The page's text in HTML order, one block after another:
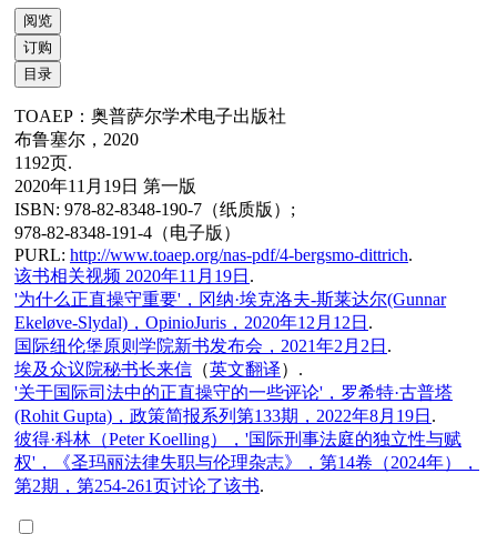
阅览
订购
目录
TOAEP：奥普萨尔学术电子出版社
布鲁塞尔，2020
1192页.
2020年11月19日 第一版
ISBN: 978-82-8348-190-7（纸质版）;
978-82-8348-191-4（电子版）
PURL: http://www.toaep.org/nas-pdf/4-bergsmo-dittrich.
该书相关视频 2020年11月19日 .
'为什么正直操守重要'，冈纳·埃克洛夫-斯莱达尔(Gunnar
Ekeløve-Slydal)，OpinioJuris，2020年12月12日 .
国际纽伦堡原则学院新书发布会，2021年2月2日 .
埃及众议院秘书长来信 （英文翻译）.
'关于国际司法中的正直操守的一些评论'，罗希特·古普塔
(Rohit Gupta)，政策简报系列第133期，2022年8月19日 .
彼得·科林（Peter Koelling），'国际刑事法庭的独立性与赋
权'，《圣玛丽法律失职与伦理杂志》，第14卷（2024年），
第2期，第254-261页讨论了该书.